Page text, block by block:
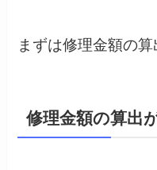
まずは修理金額の算
修理金額の算出